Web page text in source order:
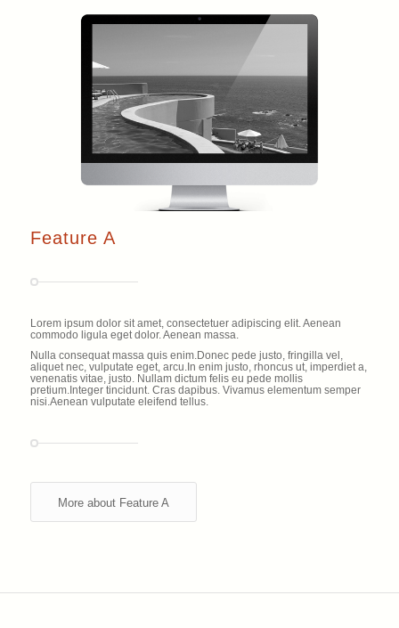
Feature A
Lorem ipsum dolor sit amet, consectetuer adipiscing elit. Aenean
commodo ligula eget dolor. Aenean massa.
Nulla consequat massa quis enim.Donec pede justo, fringilla vel,
aliquet nec, vulputate eget, arcu.In enim justo, rhoncus ut, imperdiet a,
venenatis vitae, justo. Nullam dictum felis eu pede mollis
pretium.Integer tincidunt. Cras dapibus. Vivamus elementum semper
nisi.Aenean vulputate eleifend tellus.
More about Feature A